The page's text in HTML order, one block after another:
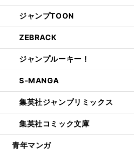
ジャンプTOON
ZEBRACK
ジャンプルーキー！
S-MANGA
集英社ジャンプリミックス
集英社コミック文庫
青年マンガ